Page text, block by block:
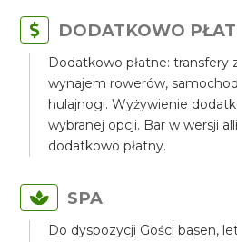
DODATKOWO
Dodatkowo płatne: transfery
wynajem rowerów,
hulajnogi. Wyżywienie
wybranej opcji. Bar w wersji
dodatkowo płatny.
SPA
Do dyspozycji Gości basen,